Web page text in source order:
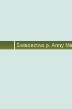
Świadectwo p. Anny